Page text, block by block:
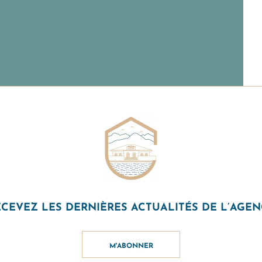
LES DERNIÈRES ACTUALITÉS DE
M'ABONNER